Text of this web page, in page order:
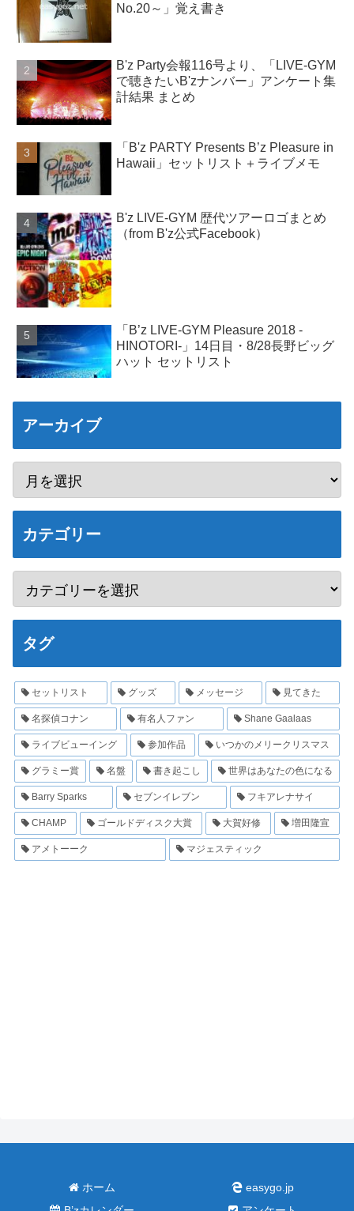
No.20～」覚え書き
B'z Party会報116号より、「LIVE-GYM
で聴きたいB'zナンバー」アンケート集
計結果 まとめ
「B'z PARTY Presents B’z Pleasure in
Hawaii」セットリスト＋ライブメモ
B'z LIVE-GYM 歴代ツアーロゴまとめ
（from B'z公式Facebook）
「B’z LIVE-GYM Pleasure 2018 -
HINOTORI-」14日目・8/28長野ビッグ
ハット セットリスト
アーカイブ
カテゴリー
タグ
セットリスト グッズ メッセージ 見てきた
名探偵コナン 有名人ファン Shane Gaalaas
ライブビューイング 参加作品 いつかのメリークリスマス
グラミー賞 名盤 書き起こし 世界はあなたの色になる
Barry Sparks セブンイレブン フキアレナサイ
CHAMP ゴールドディスク大賞 大賀好修 増田隆宣
アメトーーク マジェスティック
ホーム
easygo.jp